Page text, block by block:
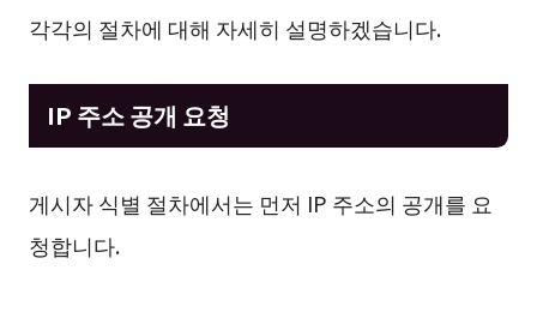
각각의 절차에 대해 자세히 설명하겠습니다.
IP 주소 공개 요청
게시자 식별 절차에서는 먼저 IP 주소의 공개를 요
청합니다.